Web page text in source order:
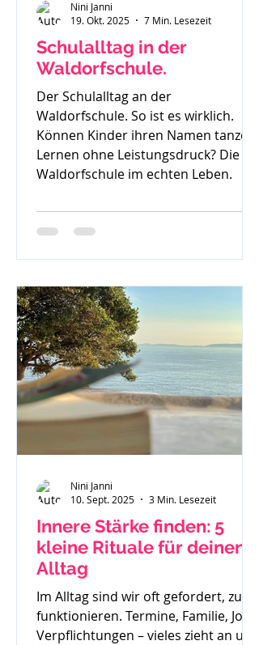
Schulalltag in der
Waldorfschule.
Der Schulalltag an der
Waldorfschule. So ist es wirklich.
Können Kinder ihren Namen tanzen?
Lernen ohne Leistungsdruck? Die
Waldorfschule im echten Leben.
Nini Janni
19. Okt. 2025
7 Min. Lesezeit
Innere Stärke finden: 5
kleine Rituale für deinen
Alltag
Im Alltag sind wir oft gefordert, zu
funktionieren. Termine, Familie, Job,
Verpflichtungen – vieles zieht an uns.
Nini Janni
10. Sept. 2025
3 Min. Lesezeit